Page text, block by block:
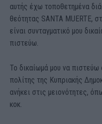
αυτής έχω τοποθετημένα
θεότητας SANTA MUERTE,
είναι συνταγματικό μου
πιστεύω.
Το δικαίωμά μου να
πολίτης της Κυπριακής
ανήκει στις μειονότητες,
κοκ.